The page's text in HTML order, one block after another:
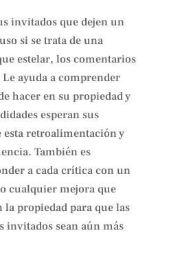
invitados que dejen un
si se trata de una
estelar, los comentarios
ayuda a comprender
hacer en su propiedad y
esperan sus
esta retroalimentación y
También es
a cada crítica con un
cualquier mejora que
la propiedad para que las
invitados sean aún más